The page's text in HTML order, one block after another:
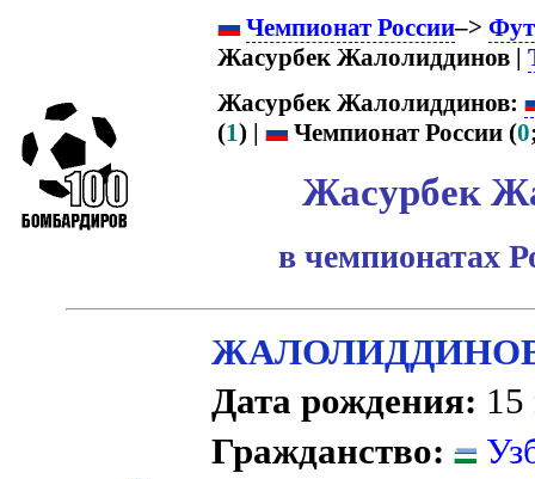
Чемпионат России–>
Жасурбек Жалолиддинов |
Жасурбек Жалолиддинов:
(1) | Чемпионат России (0
Жасурбек
в чемпионатах
ЖАЛОЛИДДИНОВ
Дата рождения: 15
Гражданство: